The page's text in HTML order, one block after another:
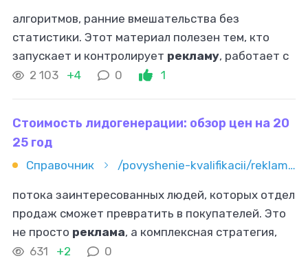
алгоритмов, ранние вмешательства без
статистики. Этот материал полезен тем, кто
запускает и контролирует рекламу, работает с
подрядчиком или настраивает всё сам. Если
2 103 +4 0 1
Стоимость лидогенерации: обзор цен на 20
25 год
Справочник /povyshenie-kvalifikacii/reklama-i-marketing/stoimost-lidogeneracii-obzor-cen-na-2025-god
потока заинтересованных людей, которых отдел
продаж сможет превратить в покупателей. Это
не просто реклама, а комплексная стратегия,
включающая создание привлекательных
631 +2 0